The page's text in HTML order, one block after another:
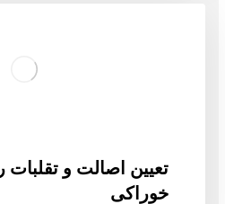
تعیین اصالت و
خوراکی